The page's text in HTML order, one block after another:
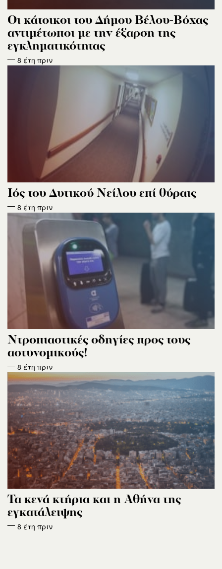
Οι κάτοικοι του Δήμου Βέλου-Βόχας
αντιμέτωποι με την έξαρση της
εγκληματικότητας
8 έτη πριν
Ιός του Δυτικού Νείλου επί θύραις
8 έτη πριν
Ντροπιαστικές οδηγίες προς τους
αστυνομικούς!
8 έτη πριν
Τα κενά κτήρια και η Αθήνα της
εγκατάλειψης
8 έτη πριν